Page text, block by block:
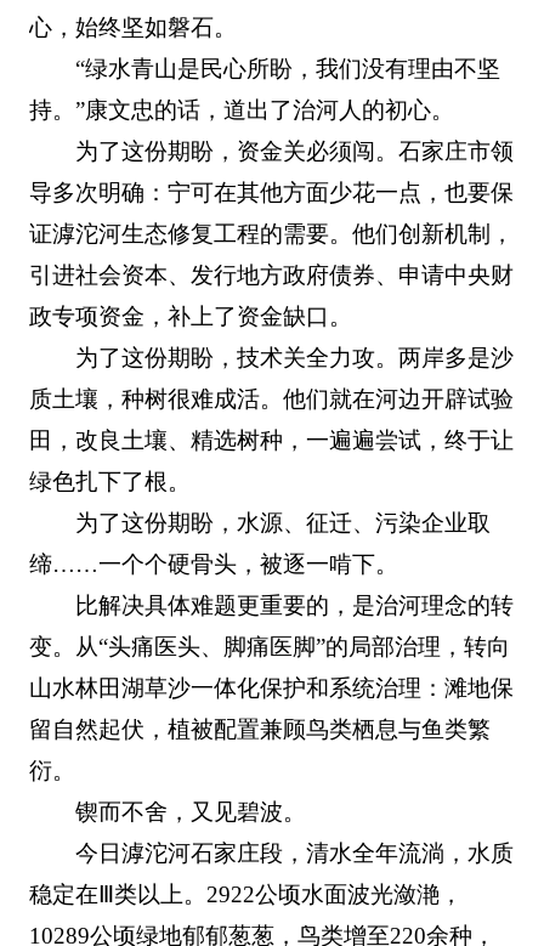
心，始终坚如磐石。
“绿水青山是民心所盼，我们没有理由不坚
持。”康文忠的话，道出了治河人的初心。
为了这份期盼，资金关必须闯。石家庄市领
导多次明确：宁可在其他方面少花一点，也要保
证滹沱河生态修复工程的需要。他们创新机制，
引进社会资本、发行地方政府债券、申请中央财
政专项资金，补上了资金缺口。
为了这份期盼，技术关全力攻。两岸多是沙
质土壤，种树很难成活。他们就在河边开辟试验
田，改良土壤、精选树种，一遍遍尝试，终于让
绿色扎下了根。
为了这份期盼，水源、征迁、污染企业取
缔……一个个硬骨头，被逐一啃下。
比解决具体难题更重要的，是治河理念的转
变。从“头痛医头、脚痛医脚”的局部治理，转向
山水林田湖草沙一体化保护和系统治理：滩地保
留自然起伏，植被配置兼顾鸟类栖息与鱼类繁
衍。
锲而不舍，又见碧波。
今日滹沱河石家庄段，清水全年流淌，水质
稳定在Ⅲ类以上。2922公顷水面波光潋滟，
10289公顷绿地郁郁葱葱，鸟类增至220余种，